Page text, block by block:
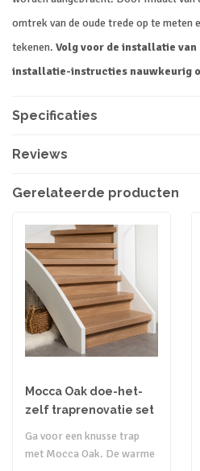
omtrek van de oude trede op te meten
tekenen. Volg voor de installatie van
installatie-instructies nauwkeurig
Specificaties
Reviews
Gerelateerde producten
Mocca Oak doe-het-
zelf traprenovatie set
Ga voor een knusse trap
met Mocca Oak. De warme